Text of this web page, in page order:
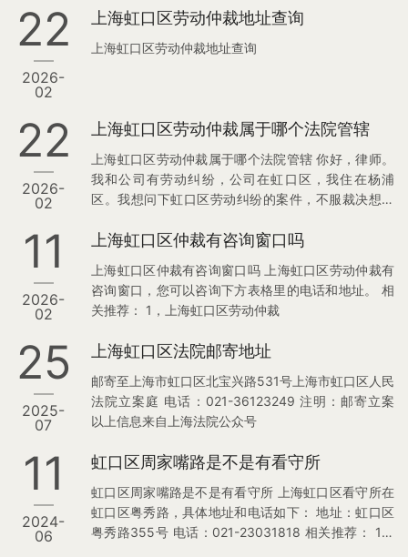
推荐： 1，上海虹口区劳动纠纷律师咨询
22
2026-
02
上海虹口区劳动仲裁地址查询
上海虹口区劳动仲裁地址查询
22
2026-
02
上海虹口区劳动仲裁属于哪个法院管辖
上海虹口区劳动仲裁属于哪个法院管辖 你好，律师。
我和公司有劳动纠纷，公司在虹口区，我住在杨浦
区。我想问下虹口区劳动纠纷的案件，不服裁决想起
我，说我窃取公司机密，我该怎么维护自己的合法权
件，一般由上海虹口区人民法院管辖。 根据《最高人
民法院关于审理劳动争议案件适用法律问题的解释
（一）》第三条： 劳动争议案件由用人单位所在地或
行地不明确的，由用人单位所在地的…
11
2026-
02
上海虹口区仲裁有咨询窗口吗
上海虹口区仲裁有咨询窗口吗 上海虹口区劳动仲裁有
咨询窗口，您可以咨询下方表格里的电话和地址。 相
关推荐： 1，上海虹口区劳动仲裁
25
2025-
07
上海虹口区法院邮寄地址
邮寄至上海市虹口区北宝兴路531号上海市虹口区人民
法院立案庭 电话：021-36123249 注明：邮寄立案
以上信息来自上海法院公众号
11
2024-
06
虹口区周家嘴路是不是有看守所
虹口区周家嘴路是不是有看守所 上海虹口区看守所在
虹口区粤秀路，具体地址和电话如下： 地址：虹口区
粤秀路355号 电话：021-23031818 相关推荐： 1，